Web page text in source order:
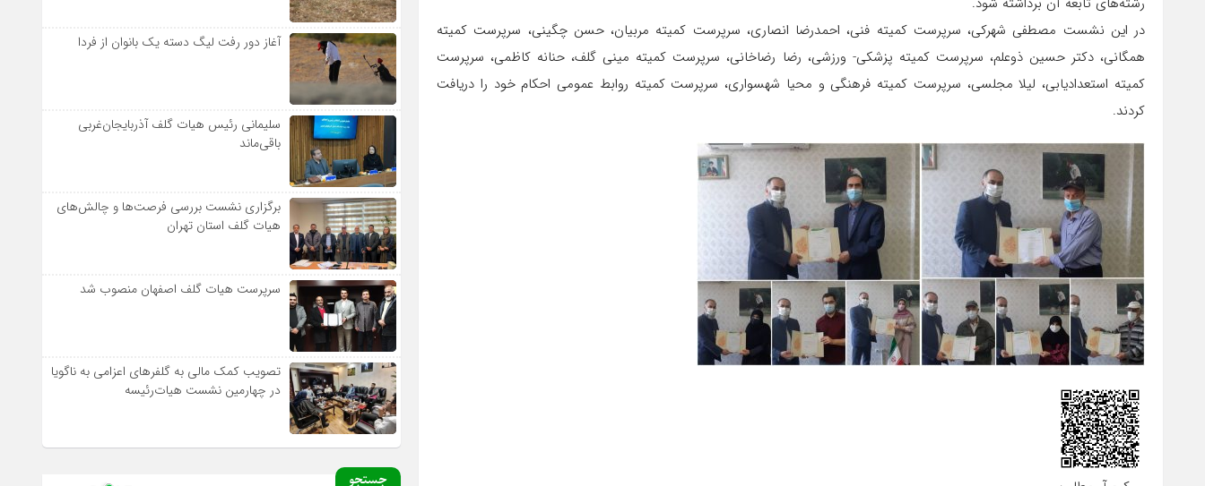
در این نشست مصطفی شهرکی، سرپرست کمیته فنی، احمدرضا انصاری، سرپرست کمیته مربیان، حسن چگینی، سرپرست کمیته
همگانی، دکتر حسین ذوعلم، سرپرست کمیته پزشکی- ورزشی، رضا رضاخانی، سرپرست کمیته مینی گلف، حنانه کاظمی، سرپرست
کمیته استعدادیابی، لیلا مجلسی، سرپرست کمیته فرهنگی و محیا شهسواری، سرپرست کمیته روابط عمومی احکام خود را دریافت
کردند.
آغاز دور رفت لیگ دسته یک بانوان از فردا
سلیمانی رئیس هیات گلف آذربایجان‌غربی
باقی‌ماند
برگزاری نشست بررسی فرصت‌ها و چالش‌های
هیات گلف استان تهران
سرپرست هیات گلف اصفهان منصوب شد
تصویب کمک مالی به گلفرهای اعزامی به ناگویا
در چهارمین نشست هیات‌رئیسه
جستجو